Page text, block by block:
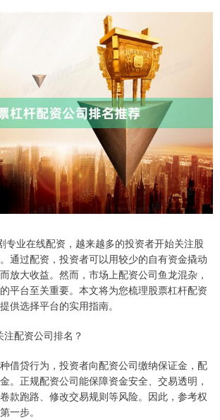
专业在线配资，越来越多的投资者开始关注股
通过配资，投资者可以用较少的自有资金撬动
放大收益。然而，市场上配资公司鱼龙混杂，
平台至关重要。本文将为您梳理股票杠杆配资
供选择平台的实用指南。
配资公司排名？
借贷行为，投资者向配资公司缴纳保证金，配
。正规配资公司能保障资金安全、交易透明，
款跑路、修改交易规则等风险。因此，参考权
一步。